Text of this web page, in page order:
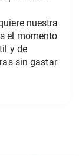
nuestra
el momento
y de
sin gastar